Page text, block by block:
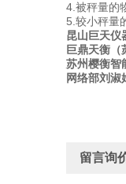
4.被秤量的
5.较小秤量
昆山巨天仪
巨鼎天衡（
苏州樱衡智
网络部刘淑
留言询